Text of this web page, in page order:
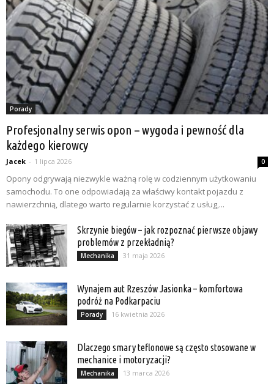
Porady
Profesjonalny serwis opon – wygoda i pewność dla
każdego kierowcy
Jacek - 1 lipca 2026 0
Opony odgrywają niezwykle ważną rolę w codziennym użytkowaniu
samochodu. To one odpowiadają za właściwy kontakt pojazdu z
nawierzchnią, dlatego warto regularnie korzystać z usług,...
Skrzynie biegów – jak rozpoznać pierwsze objawy
problemów z przekładnią?
Mechanika 31 maja 2026
Wynajem aut Rzeszów Jasionka – komfortowa
podróż na Podkarpaciu
Porady 16 kwietnia 2026
Dlaczego smary teflonowe są często stosowane w
mechanice i motoryzacji?
Mechanika 13 marca 2026